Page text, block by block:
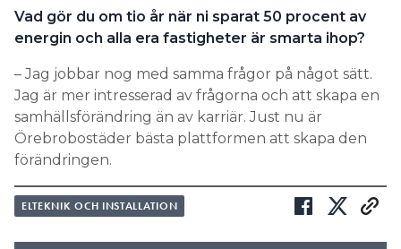
Vad gör du om tio år när ni sparat 50 procent av
energin och alla era fastigheter är smarta ihop?
– Jag jobbar nog med samma frågor på något sätt.
Jag är mer intresserad av frågorna och att skapa en
samhällsförändring än av karriär. Just nu är
Örebrobostäder bästa plattformen att skapa den
förändringen.
ELTEKNIK OCH INSTALLATION